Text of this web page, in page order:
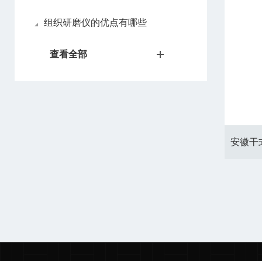
组织研磨仪的优点有哪些
查看全部